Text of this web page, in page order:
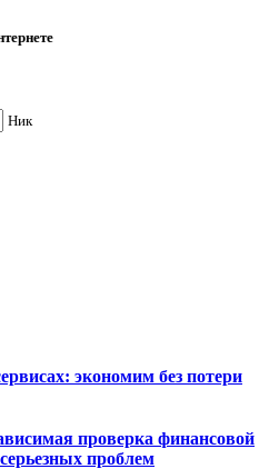
Ник
экономим без потери
проверка финансовой
проблем